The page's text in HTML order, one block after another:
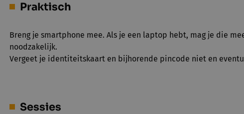
Praktisch
Breng je smartphone mee. Als je een laptop hebt, mag je die
noodzakelijk.
Vergeet je identiteitskaart en bijhorende pincode niet en
Sessies